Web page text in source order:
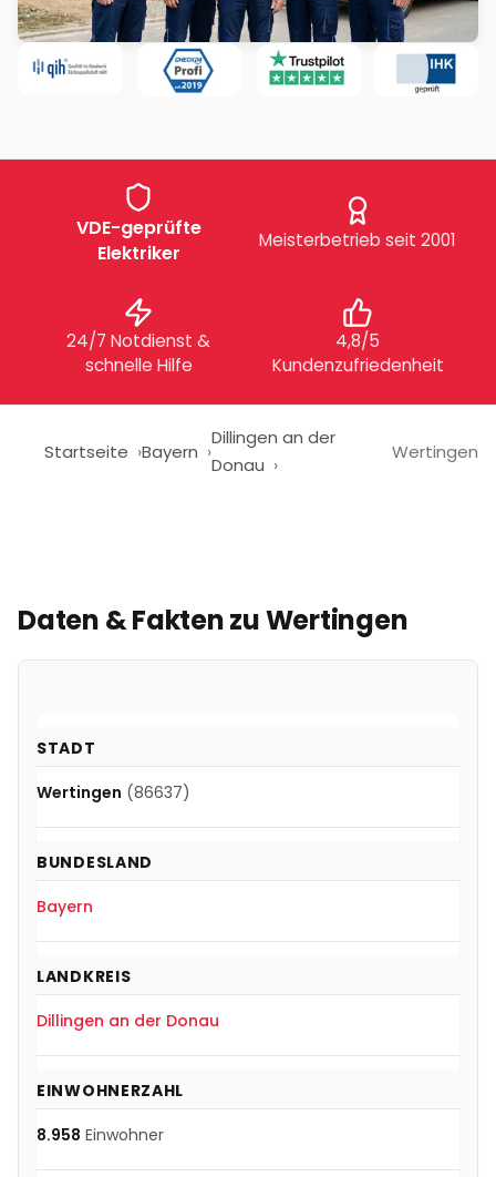
VDE-geprüfte
Elektriker
Meisterbetrieb seit 2001
24/7 Notdienst &
schnelle Hilfe
4,8/5
Kundenzufriedenheit
Startseite Bayern
Dillingen an der
Donau
Wertingen
Daten & Fakten zuWertingen
STADT
Wertingen (86637)
BUNDESLAND
Bayern
LANDKREIS
Dillingen an der Donau
EINWOHNERZAHL
8.958 Einwohner